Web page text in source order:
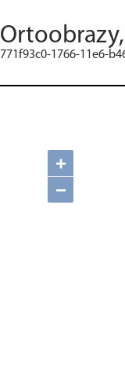
771f93c0-1766-11e6-
+
−